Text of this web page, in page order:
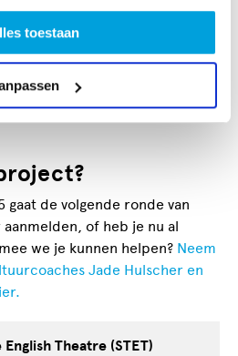
toestaan
maken voor de culturele
whitepaper
gaat de volgende ronde van
of heb je nu al
we je kunnen helpen? Neem
Jade Hulscher en
Theatre (STET)